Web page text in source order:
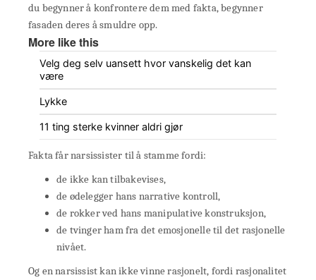
du begynner å konfrontere dem med fakta, begynner
fasaden deres å smuldre opp.
More like this
Velg deg selv uansett hvor vanskelig det kan
være
Lykke
11 ting sterke kvinner aldri gjør
Fakta får narsissister til å stamme fordi:
de ikke kan tilbakevises,
de ødelegger hans narrative kontroll,
de rokker ved hans manipulative konstruksjon,
de tvinger ham fra det emosjonelle til det rasjonelle
nivået.
Og en narsissist kan ikke vinne rasjonelt, fordi rasjonalitet